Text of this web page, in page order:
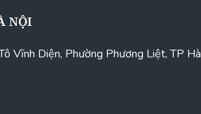
NỘI
Vĩnh Diện, Phường Phương Liệt, TP Hà